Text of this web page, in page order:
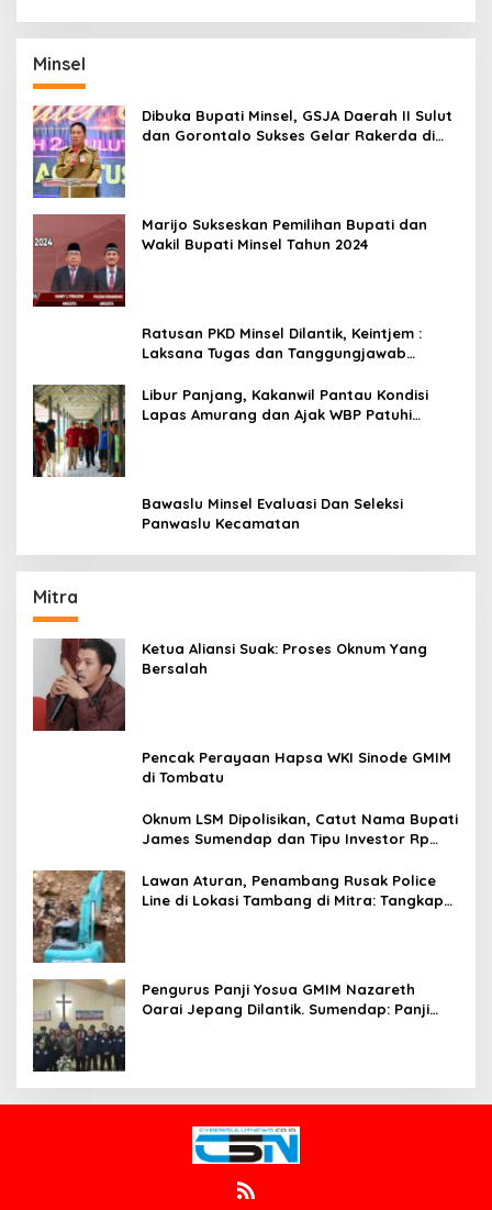
Minsel
Dibuka Bupati Minsel, GSJA Daerah II Sulut
dan Gorontalo Sukses Gelar Rakerda di
Marijo Sukseskan Pemilihan Bupati dan
Wakil Bupati Minsel Tahun 2024
Ratusan PKD Minsel Dilantik, Keintjem :
Laksana Tugas dan Tanggungjawab
Libur Panjang, Kakanwil Pantau Kondisi
Lapas Amurang dan Ajak WBP Patuhi
Bawaslu Minsel Evaluasi Dan Seleksi
Panwaslu Kecamatan
Mitra
Ketua Aliansi Suak: Proses Oknum Yang
Bersalah
Pencak Perayaan Hapsa WKI Sinode GMIM
di Tombatu
Oknum LSM Dipolisikan, Catut Nama Bupati
James Sumendap dan Tipu Investor Rp
Lawan Aturan, Penambang Rusak Police
Line di Lokasi Tambang di Mitra: Tangkap
Pengurus Panji Yosua GMIM Nazareth
Oarai Jepang Dilantik. Sumendap: Panji